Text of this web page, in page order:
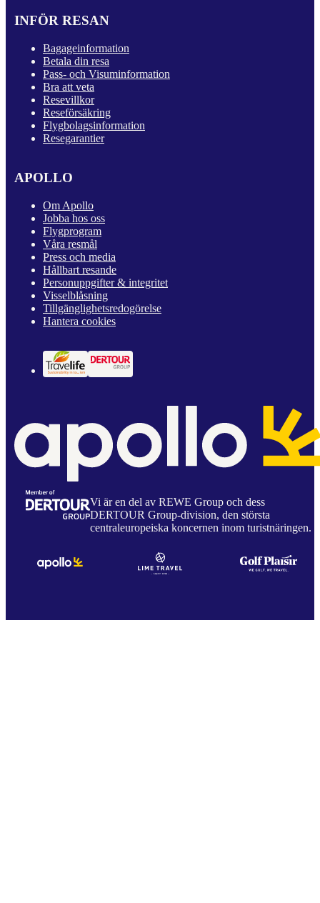
INFÖR RESAN
Bagageinformation
Betala din resa
Pass- och Visuminformation
Bra att veta
Resevillkor
Reseförsäkring
Flygbolagsinformation
Resegarantier
APOLLO
Om Apollo
Jobba hos oss
Flygprogram
Våra resmål
Press och media
Hållbart resande
Personuppgifter & integritet
Visselblåsning
Tillgänglighetsredogörelse
Hantera cookies
Vi är en del av REWE Group och dess
DERTOUR Group-division, den största
centraleuropeiska koncernen inom turistnäringen.